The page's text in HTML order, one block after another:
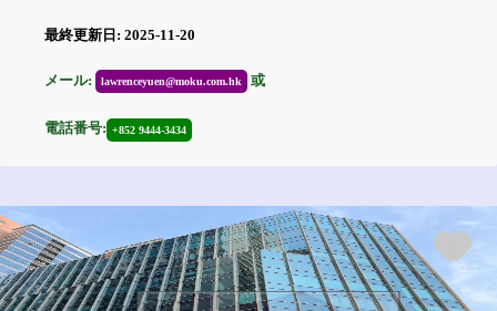
最終更新日: 2025-11-20
メール: lawrenceyuen@moku.com.hk 或
電話番号: +852 9444-3434